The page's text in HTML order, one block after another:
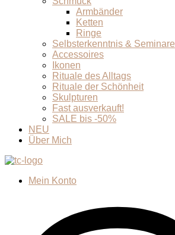
Armbänder
Ketten
Ringe
Selbsterkenntnis & Seminare
Accessoires
Ikonen
Rituale des Alltags
Rituale der Schönheit
Skulpturen
Fast ausverkauft!
SALE bis -50%
NEU
Über Mich
Mein Konto